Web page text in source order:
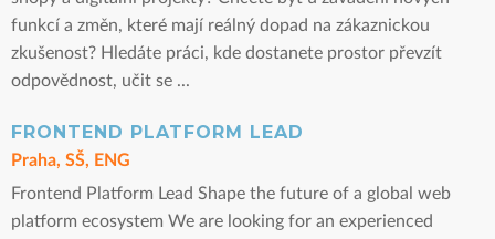
funkcí a změn, které mají reálný dopad na zákaznickou
zkušenost? Hledáte práci, kde dostanete prostor převzít
odpovědnost, učit se ...
FRONTEND PLATFORM LEAD
Praha, SŠ, ENG
Frontend Platform Lead Shape the future of a global web
platform ecosystem We are looking for an experienced